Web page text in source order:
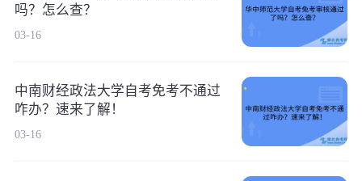
吗？怎么查？
03-16
中南财经政法大学自考免考不通过
咋办？速来了解！
03-16